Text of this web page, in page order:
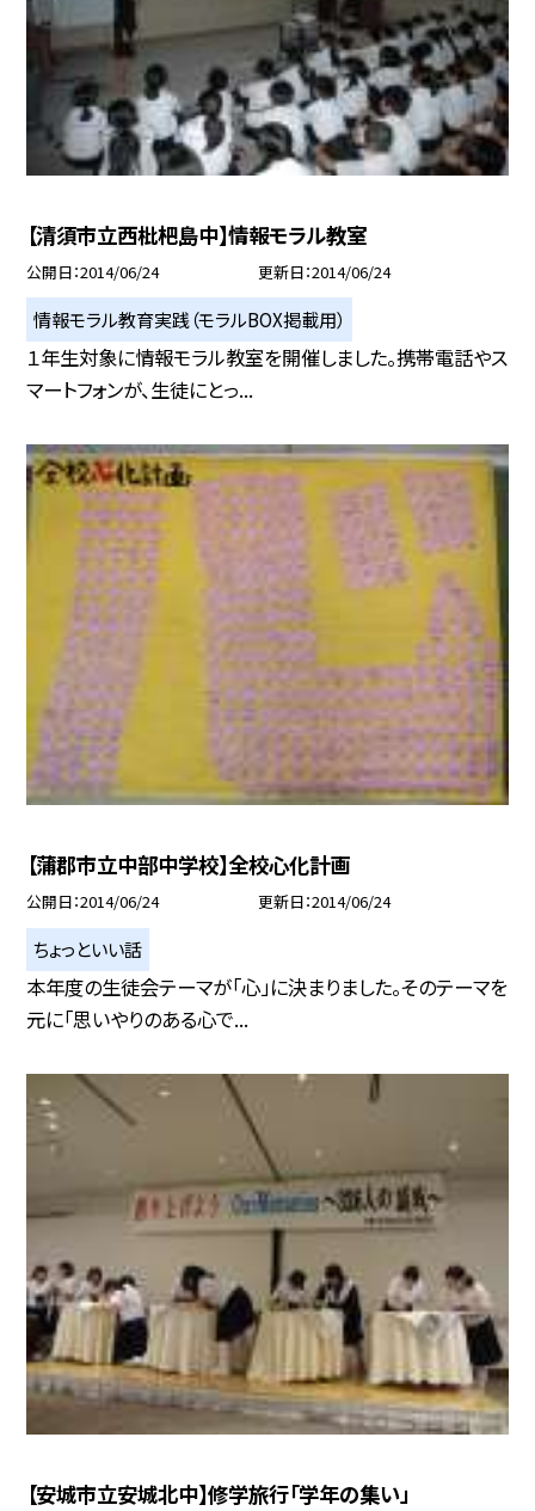
【清須市立西枇杷島中】情報モラル教室
公開日 2014/06/24 更新日 2014/06/24
情報モラル教育実践（モラルBOX掲載用）
１年生対象に情報モラル教室を開催しました。携帯電話やス
マートフォンが、生徒にとっ...
【蒲郡市立中部中学校】全校心化計画
公開日 2014/06/24 更新日 2014/06/24
ちょっといい話
本年度の生徒会テーマが「心」に決まりました。そのテーマを
元に「思いやりのある心で...
【安城市立安城北中】修学旅行「学年の集い」